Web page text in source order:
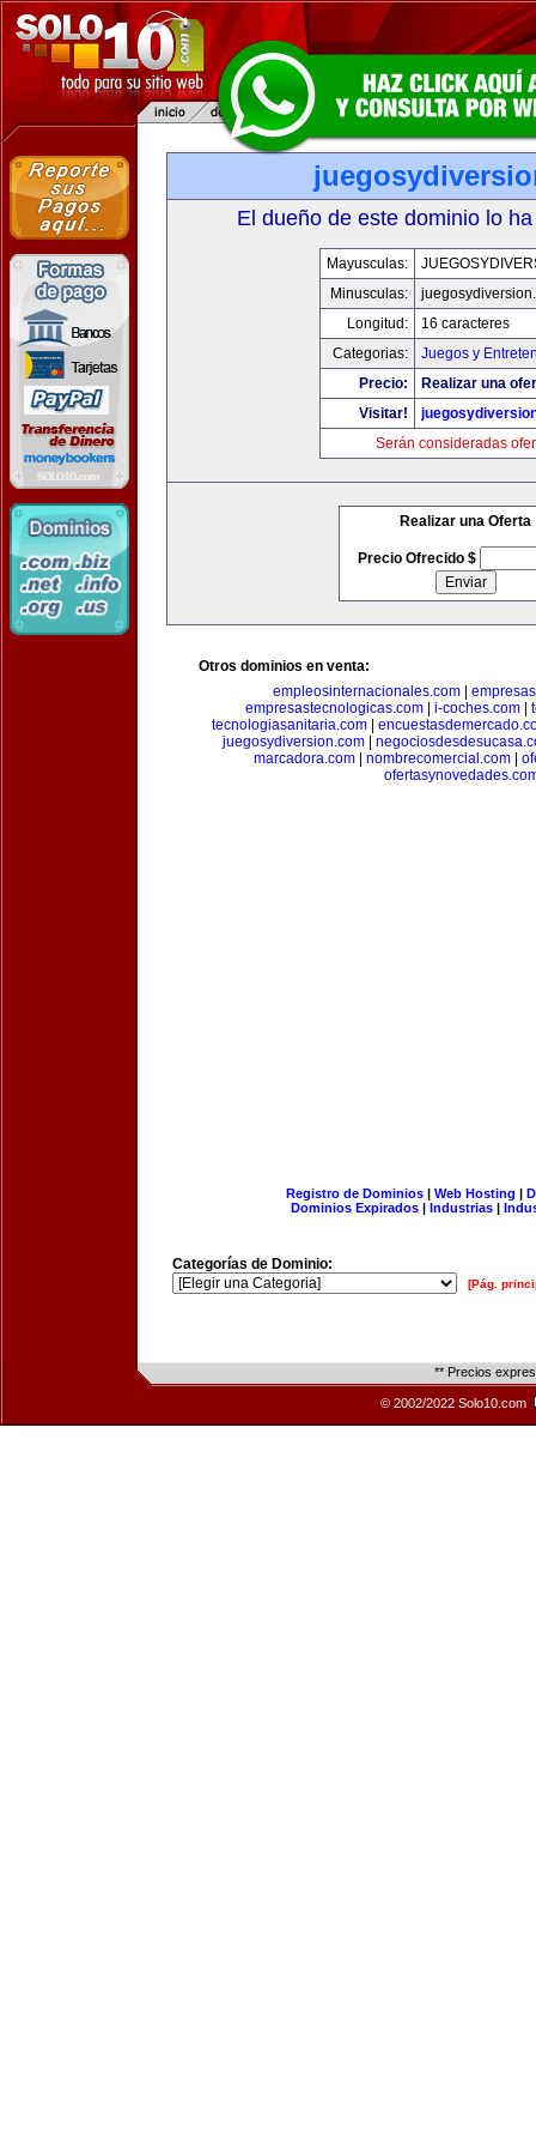
El dueño de este dominio lo
Mayusculas:
Minusculas:
Longitud:
16 caracteres
Categorias:
Juegos y
Precio:
Realizar una
Visitar!
Serán consideradas
Realizar una Oferta
Precio Ofrecido $
Otros dominios en venta:
empleosinternacionales.com
empresastecnologicas.com
i-coches.com
tecnologiasanitaria.com|
juegosydiversion.com
marcadora.com| nombrecomercial.com|
Registro de Dominios| Web Hosting |
Dominios Expirados | Industrias |
Categorías de Dominio:
[Pág.
** Precios
© 2002/2022 Solo10.com